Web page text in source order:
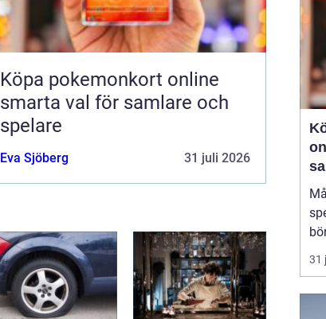
Köpa pokemonkort online
smarta val för samlare och
spelare
Eva Sjöberg 31 juli 2026
online
31